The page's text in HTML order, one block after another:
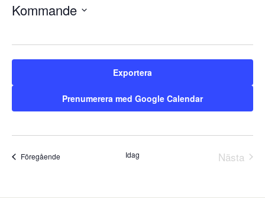
Kommande
datum.
Exportera
Prenumerera med Google Calendar
Föregående Idag
Nästa